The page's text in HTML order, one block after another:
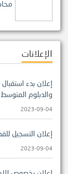
الإعلانات
إعلان بدء استقبال
والدبلوم المتوسط
2023-09-04
إعلان التسجيل للفصل
2023-09-04